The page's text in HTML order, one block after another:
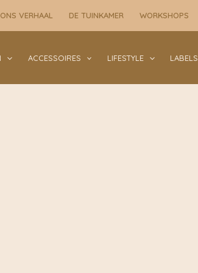
ONS VERHAAL DE TUINKAMER WORKSHOPS
ACCESSOIRES LIFESTYLE LABELS